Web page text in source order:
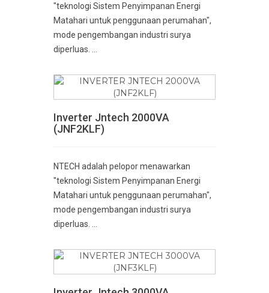
"teknologi Sistem Penyimpanan Energi
Matahari untuk penggunaan perumahan",
mode pengembangan industri surya
diperluas. ...
Inverter Jntech 2000VA
(JNF2KLF)
NTECH adalah pelopor menawarkan
"teknologi Sistem Penyimpanan Energi
Matahari untuk penggunaan perumahan",
mode pengembangan industri surya
diperluas. ...